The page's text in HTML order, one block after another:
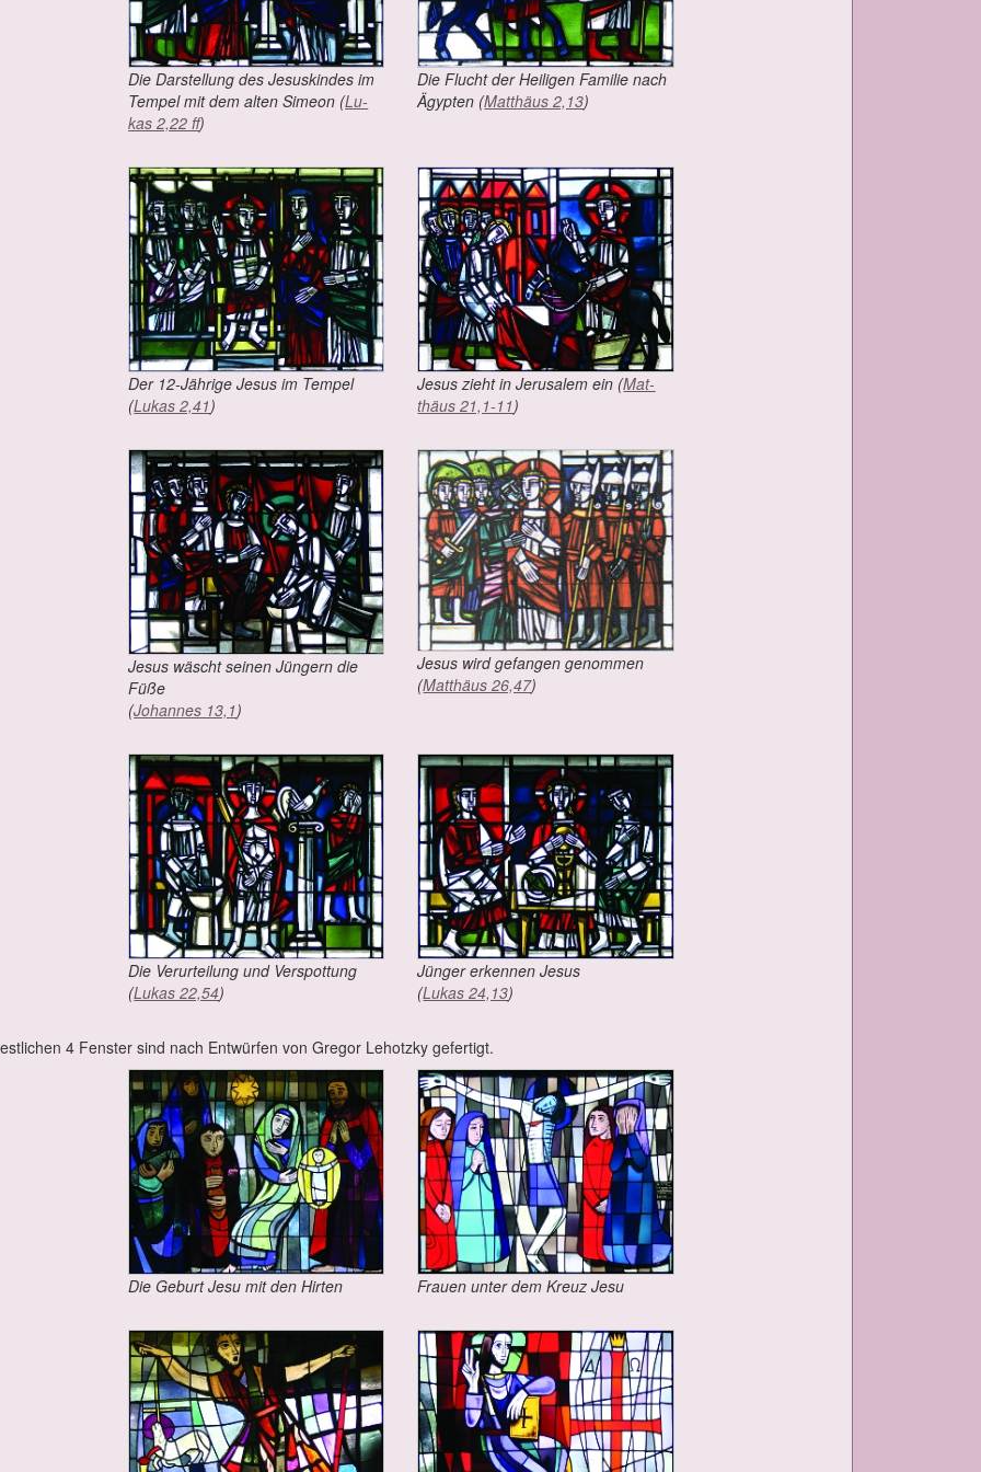
Die Dar­stel­lung des Je­sus­kin­des im
Tem­pel mit dem al­ten Si­me­on (Lu­
kas 2,22 ff)
Die Flucht der Hei­li­gen Fa­mi­lie nach
Ägyp­ten (Mat­thä­us 2,13)
Der 12-Jäh­ri­ge Je­sus im Tem­pel
(Lu­kas 2,41)
Je­sus zieht in Je­ru­sa­lem ein (Mat­
thä­us 21,1-11)
Je­sus wäscht sei­nen Jün­gern die
Fü­ße
(Jo­han­nes 13,1)
Je­sus wird ge­fan­gen ge­nom­men
(Mat­thä­us 26,47)
Die Ver­ur­tei­lung und Ver­spot­tung
(Lu­kas 22,54)
Jün­ger er­ken­nen Je­sus
(Lu­kas 24,13)
4 Fens­ter sind nach Ent­wür­fen von Gre­gor Le­hotz­ky ge­fer­tigt.
Die Ge­burt Je­su mit den Hir­ten Frau­en un­ter dem Kreuz Je­su